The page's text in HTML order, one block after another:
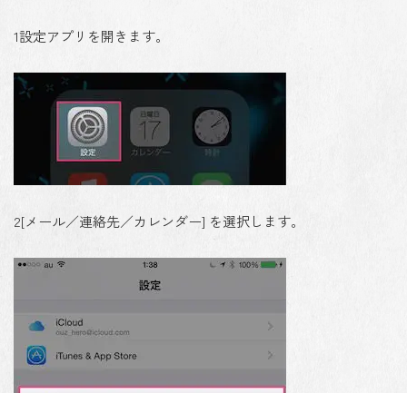
1設定アプリを開きます。
2[メール／連絡先／カレンダー] を選択します。